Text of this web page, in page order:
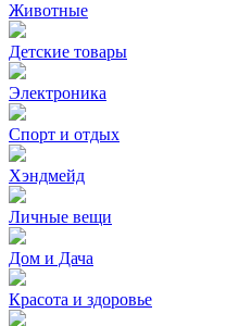
Животные
Детские товары
Электроника
Спорт и отдых
Хэндмейд
Личные вещи
Дом и Дача
Красота и здоровье